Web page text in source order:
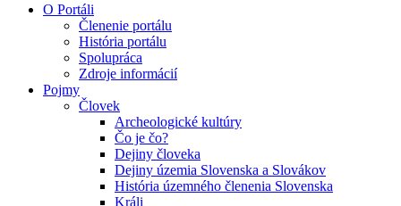
O Portáli
Členenie portálu
História portálu
Spolupráca
Zdroje informácií
Pojmy
Človek
Archeologické kultúry
Čo je čo?
Dejiny človeka
Dejiny územia Slovenska a Slovákov
História územného členenia Slovenska
Králi